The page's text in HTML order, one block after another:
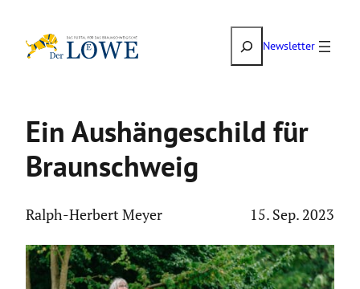
Inhalt
SuchenNewsletter
Ein Aushän­ge­schild für
Braun­schweig
Ralph-Herbert Meyer 15. Sep. 2023